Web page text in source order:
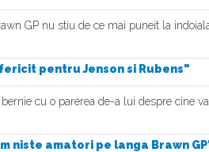
GP nu stiu de ce mai puneit la
pentru Jenson si Rubens"
cu o parerea de-a lui despre cine
niste amatori pe langa Brawn